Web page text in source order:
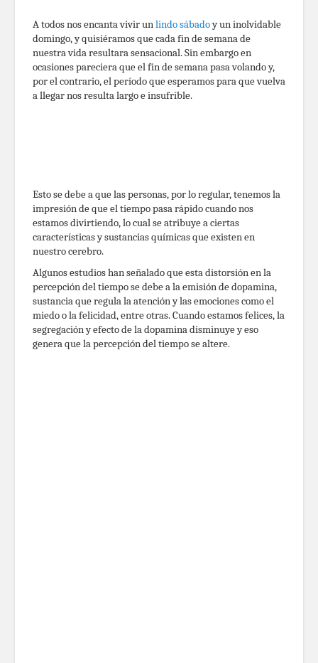
A todos nos encanta vivir unlindo sábadoy un inolvidable
domingo, y quisiéramos que cada fin de semana de
nuestra vida resultara sensacional. Sin embargo en
ocasiones pareciera que el fin de semana pasa volando y,
por el contrario, el período que esperamos para que vuelva
a llegar nos resulta largo e insufrible.
Esto se debe a que las personas, por lo regular, tenemos la
impresión de que el tiempo pasa rápido cuando nos
estamos divirtiendo, lo cual se atribuye a ciertas
características y sustancias químicas que existen en
nuestro cerebro.
Algunos estudios han señalado que esta distorsión en la
percepción del tiempo se debe a la emisión de dopamina,
sustancia que regula la atención y las emociones como el
miedo o la felicidad, entre otras. Cuando estamos felices, la
segregación y efecto de la dopamina disminuye y eso
genera que la percepción del tiempo se altere.